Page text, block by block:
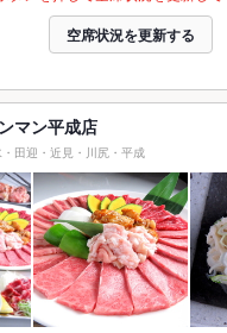
空席状況を更新する
マン平成店
田迎・近見・川尻・平成